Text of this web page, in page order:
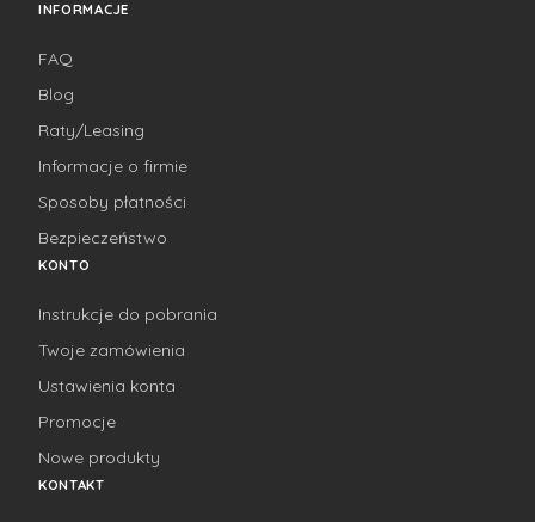
INFORMACJE
FAQ
Blog
Raty/Leasing
Informacje o firmie
Sposoby płatności
Bezpieczeństwo
KONTO
Instrukcje do pobrania
Twoje zamówienia
Ustawienia konta
Promocje
Nowe produkty
KONTAKT